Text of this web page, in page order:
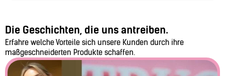
Die Geschichten, die uns antreiben.
Erfahre welche Vorteile sich unsere Kunden durch ihre
maßgeschneiderten Produkte schaffen.